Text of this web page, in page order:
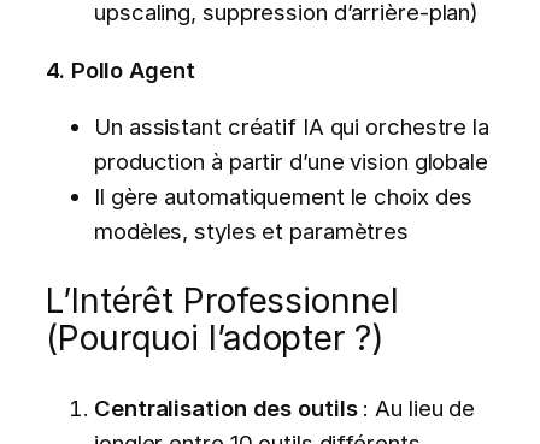
upscaling, suppression d’arrière-plan)
4. Pollo Agent
Un assistant créatif IA qui orchestre la
production à partir d’une vision globale
Il gère automatiquement le choix des
modèles, styles et paramètres
L’Intérêt Professionnel
(Pourquoi l’adopter ?)
Centralisation des outils: Au lieu de